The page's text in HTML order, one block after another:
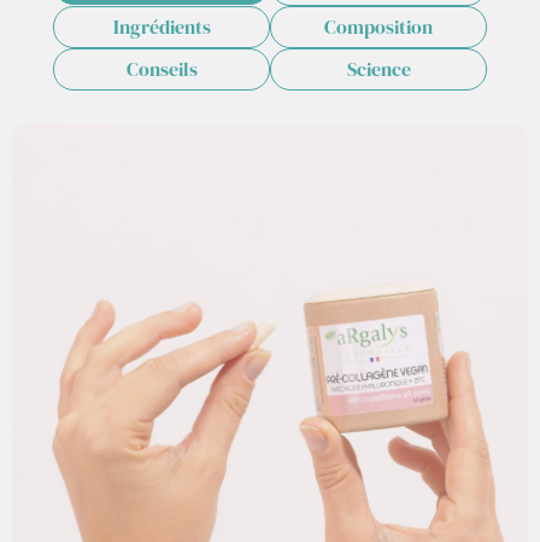
Ingrédients
Composition
Conseils
Science